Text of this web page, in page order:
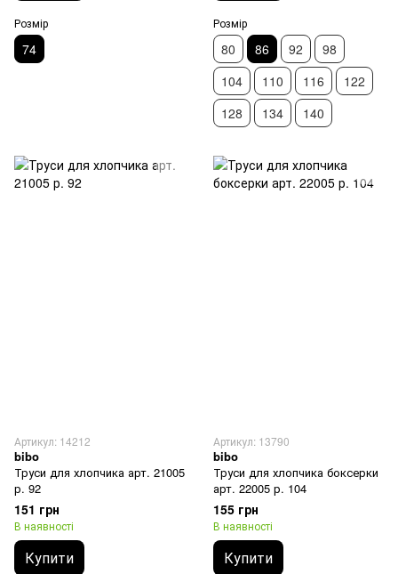
Розмір
74
Розмір
80 86 92
98
104
110 116
122
128
134 140
Артикул: 14212
bibo
Труси для хлопчика арт. 21005
р. 92
151 грн
В наявності
Купити
Артикул: 13790
bibo
Труси для хлопчика боксерки
арт. 22005 р. 104
155 грн
В наявності
Купити